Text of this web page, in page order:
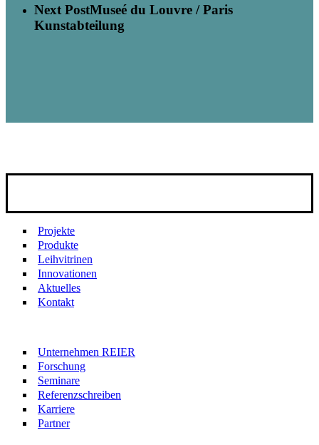
Next PostMuseé du Louvre / Paris
Kunstabteilung
Projekte
Produkte
Leihvitrinen
Innovationen
Aktuelles
Kontakt
Unternehmen REIER
Forschung
Seminare
Referenzschreiben
Karriere
Partner